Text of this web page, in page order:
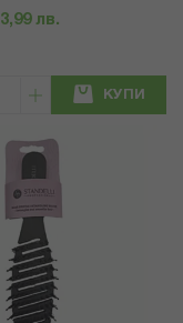
3,99 лв.
КУПИ